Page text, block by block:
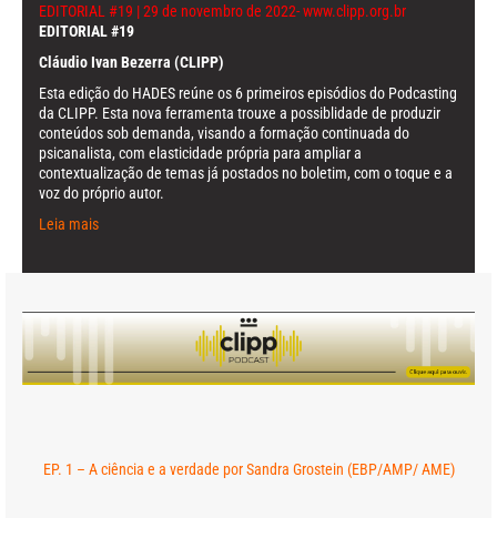
EDITORIAL #19 | 29 de novembro de 2022-www.clipp.org.br
EDITORIAL #19
Cláudio Ivan Bezerra (CLIPP)
Esta edição do HADES reúne os 6 primeiros episódios do Podcasting
da CLIPP. Esta nova ferramenta trouxe a possiblidade de produzir
conteúdos sob demanda, visando a formação continuada do
psicanalista, com elasticidade própria para ampliar a
contextualização de temas já postados no boletim, com o toque e a
voz do próprio autor.
Leia mais
EP. 1 – A ciência e a verdade por Sandra Grostein (EBP/AMP/ AME)